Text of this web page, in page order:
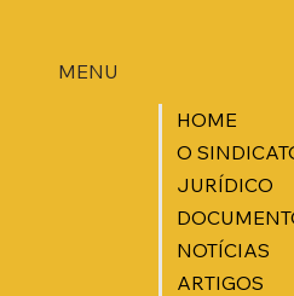
MENU
HOME
O
JURÍDICO
NOTÍCIAS
ARTIGOS